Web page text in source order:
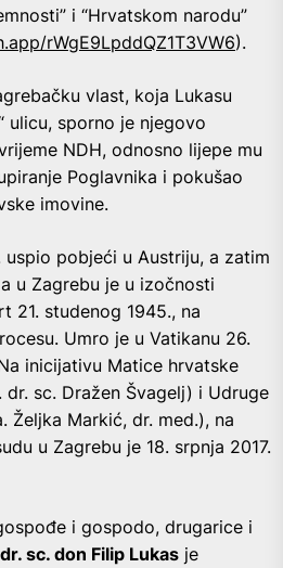
i “Hrvatskom narodu”
rWgE9LpddQZ1T3VW6).
vlast, koja Lukasu
ulicu, sporno je njegovo
NDH, odnosno lijepe mu
Poglavnika i pokušao
imovine.
uspio pobjeći u Austriju, a zatim
u Zagrebu je u izočnosti
21. studenog 1945., na
Umro je u Vatikanu 26.
inicijativu Matice hrvatske
sc. Dražen Švagelj) i Udruge
Željka Markić, dr. med.), na
u Zagrebu je 18. srpnja 2017.
i gospodo, drugarice i
sc. don Filip Lukas je